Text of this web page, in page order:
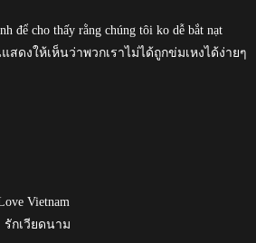
để cho thấy rằng chúng tôi ko dễ bắt nạt
สดงให้เห็นว่าพวกเราไม่ได้ถูกข่มเหงได้ง่ายๆ
Vietnam
กเวียดนาม